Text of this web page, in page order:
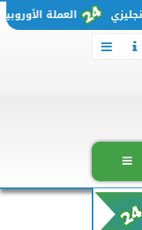
العملة الأوروبية تتحرك من
